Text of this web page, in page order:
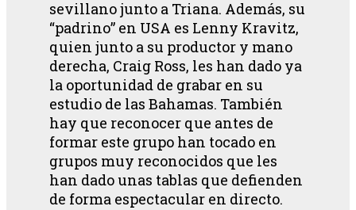
sevillano junto a Triana. Además, su
“padrino” en USA es Lenny Kravitz,
quien junto a su productor y mano
derecha, Craig Ross, les han dado ya
la oportunidad de grabar en su
estudio de las Bahamas. También
hay que reconocer que antes de
formar este grupo han tocado en
grupos muy reconocidos que les
han dado unas tablas que defienden
de forma espectacular en directo.